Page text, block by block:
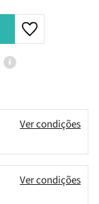
Ver condições
Ver condições